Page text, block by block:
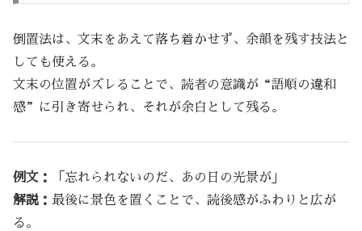
倒置法は、文末をあえて落ち着かせず、余韻を残す技法と
しても使える。
文末の位置がズレることで、読者の意識が“語順の違和
感”に引き寄せられ、それが余白として残る。
例文：
「忘れられないのだ、あの日の光景が」
解説： 最後に景色を置くことで、読後感がふわりと広が
る。